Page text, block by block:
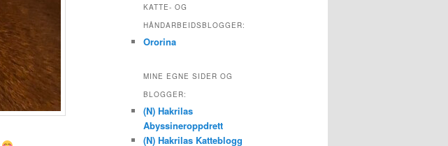
KATTE- OG
HÅNDARBEIDSBLOGGER:
Ororina
MINE EGNE SIDER OG
BLOGGER:
(N) Hakrilas
Abyssineroppdrett
(N) Hakrilas Katteblogg